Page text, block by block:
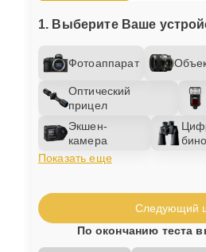
1. Выберите Ваше
Фотоаппарат
Оптический
прицел
Экшен-
камера
Показать еще
Следующий
По окончанию теста